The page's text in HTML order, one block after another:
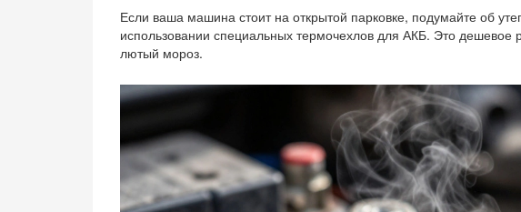
Если ваша машина стоит на открытой парковке, подумайте об
использовании специальных термочехлов для АКБ. Это дешевое
лютый мороз.